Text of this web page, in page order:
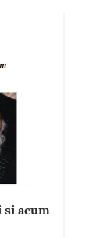
si acum